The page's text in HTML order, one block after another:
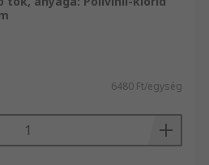
6480 Ft/egység